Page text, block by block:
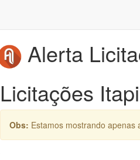
Alerta
Licitações
Obs: Estamos mostrando apenas